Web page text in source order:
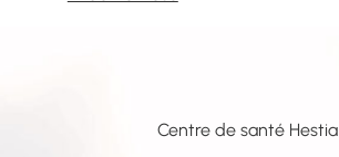
Centre de santé Hestia